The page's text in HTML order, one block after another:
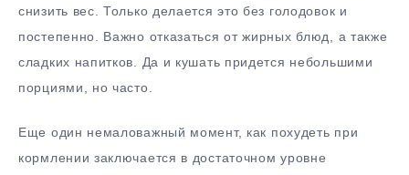
снизить вес. Только делается это без голодовок и
постепенно. Важно отказаться от жирных блюд, а также
сладких напитков. Да и кушать придется небольшими
порциями, но часто.
Еще один немаловажный момент, как похудеть при
кормлении заключается в достаточном уровне